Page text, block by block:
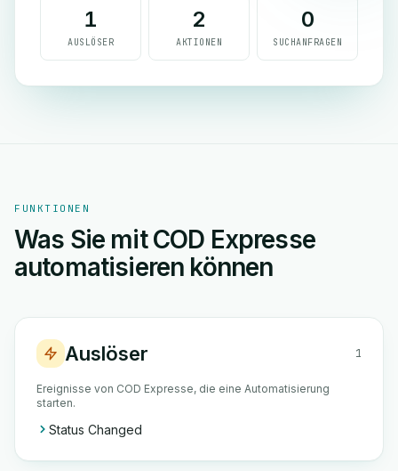
1
AUSLÖSER
2
AKTIONEN
0
SUCHANFRAGEN
FUNKTIONEN
Was Sie mit COD Expresse
automatisieren können
Auslöser 1
Ereignisse von COD Expresse, die eine Automatisierung
starten.
Status Changed